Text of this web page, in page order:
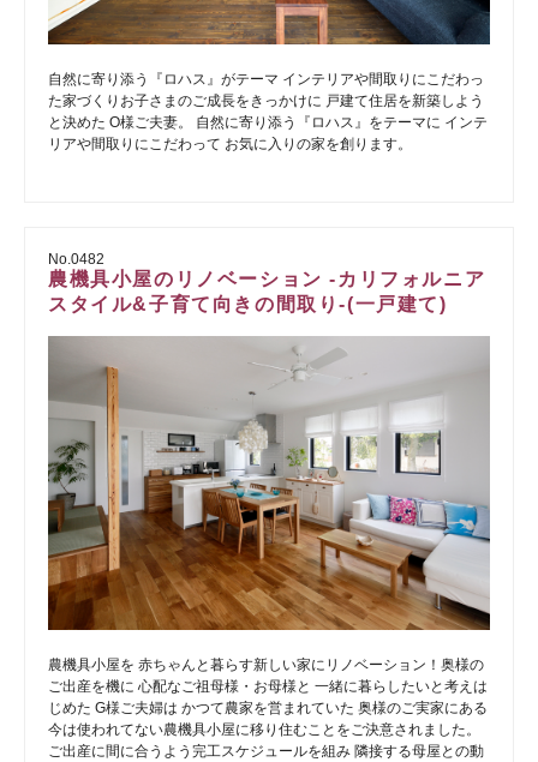
自然に寄り添う『ロハス』がテーマ インテリアや間取りにこだわっ
た家づくりお子さまのご成長をきっかけに 戸建て住居を新築しよう
と決めた O様ご夫妻。 自然に寄り添う『ロハス』をテーマに インテ
リアや間取りにこだわって お気に入りの家を創ります。
No.0482
農機具小屋のリノベーション -カリフォルニア
スタイル&子育て向きの間取り-(一戸建て)
農機具小屋を 赤ちゃんと暮らす新しい家にリノベーション！奥様の
ご出産を機に 心配なご祖母様・お母様と 一緒に暮らしたいと考えは
じめた G様ご夫婦は かつて農家を営まれていた 奥様のご実家にある
今は使われてない農機具小屋に移り住むことをご決意されました。
ご出産に間に合うよう完工スケジュールを組み 隣接する母屋との動